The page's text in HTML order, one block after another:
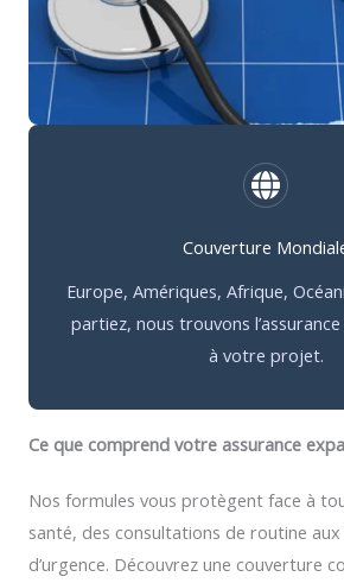
Ce que comprend votre assurance
Nos formules vous protègent face à
santé, des consultations de routine
d’urgence. Découvrez une couverture
Couverture
Europe, Amériques, Afrique,
partiez, nous trouvons
à votre projet.